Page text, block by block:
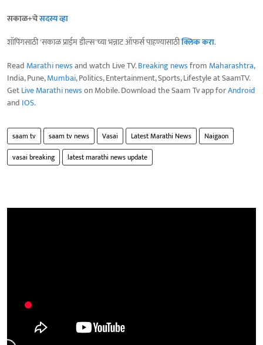
सकाळ+चेसदस्य व्हा
शॉपिंगसाठी 'सकाळ प्राईम डील्स'च्या भन्नाट ऑफर्स पाहण्यासाठीक्लिक करा.
Read Marathi newsand watch Live TV.Breaking newsfrom Maharashtra,
India, Pune,Mumbai, Politics, Entertainment, Sports, Lifestyle at SaamTV.
GetLive Marathi newson Mobile. Download the Saam Tv app forAndroid
and IOS.
saam tv saam tv news Vasai Latest Marathi News
Naigaon
vasai breaking
latest marathi news update